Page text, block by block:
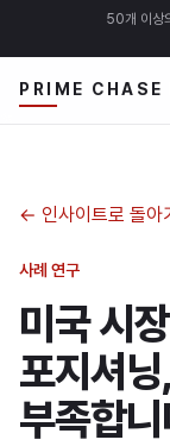
50개 이상
PRIME CHASE
← 인사이트로 돌아
사례 연구
미국 시
포지셔닝
부족합